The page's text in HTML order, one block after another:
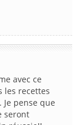
avec ce
les recettes
Je pense que
seront